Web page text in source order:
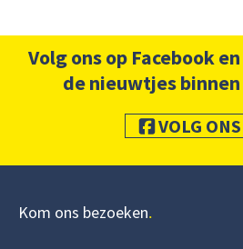
Volg ons op Facebook
de nieuwtjes
VOLG ONS
Kom ons bezoeken